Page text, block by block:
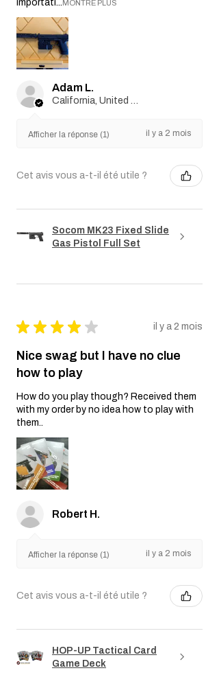
importati...MONTRE PLUS
Adam L.
Afficher la réponse (1) il y a 2 mois
Cet avis vous a-t-il été utile ?
Socom MK23 Fixed Slide
Gas Pistol Full Set
★ ★ ★ ★ ★ il y a 2 mois
Nice swag but I have no clue
how to play
How do you play though? Received them
with my order by no idea how to play with
them..
Robert H.
Afficher la réponse (1) il y a 2 mois
Cet avis vous a-t-il été utile ?
HOP-UP Tactical Card
Game Deck